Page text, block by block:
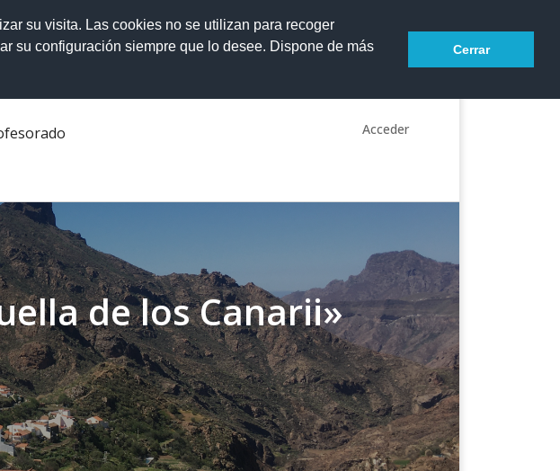
su visita. Las cookies no se utilizan para recoger
su configuración siempre que lo desee. Dispone de más
Cerrar
Acceder
de los Canarii»